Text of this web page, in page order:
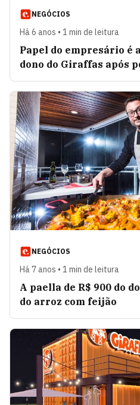
NEGÓCIOS
Há 6 anos • 1 min de leitura
Papel do empresário é
dono do Giraffas após
NEGÓCIOS
Há 7 anos • 1 min de leitura
A paella de R$ 900 do
do arroz com feijão